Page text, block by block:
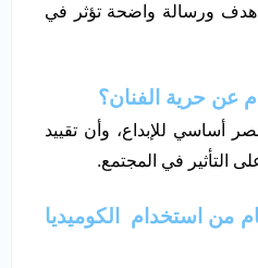
هدف ورسالة واضحة تؤثر في
عن حرية الفنان؟
أساسي للإبداع، وأن تقييد
التأثير في المجتمع.
استخدام الكوميديا